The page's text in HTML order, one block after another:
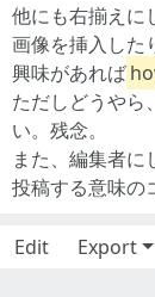
他にも右揃えに
画像を挿入した
興味があれば
ただしどうやら
い。残念。
また、編集者
投稿する意味の
Edit
Export